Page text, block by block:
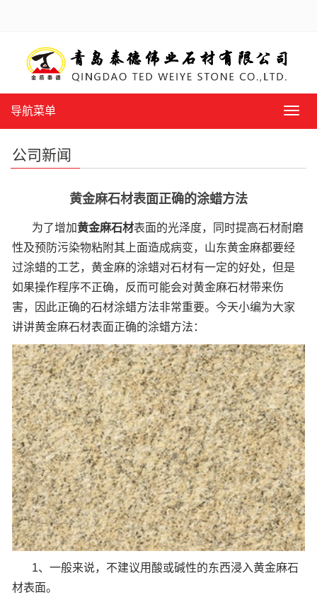
导
导航菜单
公司新闻
黄金麻石材表面正确的涂蜡方法
为了增加黄金麻石材表面的光泽度，同时提高石材耐磨
性及预防污染物粘附其上面造成病变，山东黄金麻都要经
过涂蜡的工艺，黄金麻的涂蜡对石材有一定的好处，但是
如果操作程序不正确，反而可能会对黄金麻石材带来伤
害，因此正确的石材涂蜡方法非常重要。今天小编为大家
讲讲黄金麻石材表面正确的涂蜡方法：
1、一般来说，不建议用酸或碱性的东西浸入黄金麻石
材表面。